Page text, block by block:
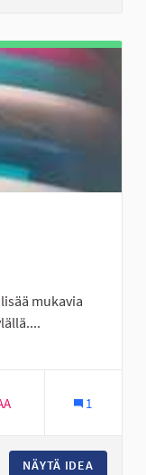
mukavia
Seinäjoki
1
NÄYTÄ IDEA